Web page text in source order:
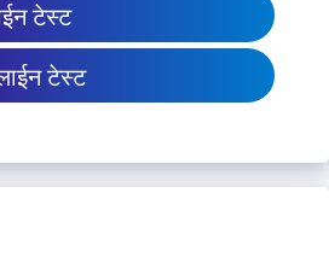
टेस्ट
टेस्ट